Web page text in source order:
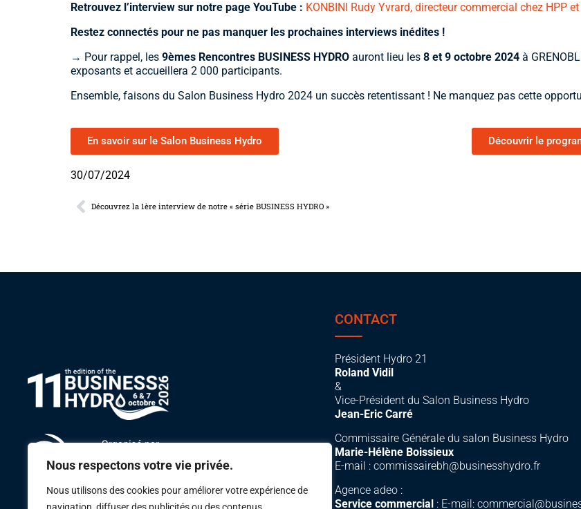
Nous respectons votre vie privée.
Nous utilisons des cookies pour améliorer votre expérience de
Retrouvez l’interview sur notre page YouTube : KONBINI Rudy Yvrard, directeur commercial chez HPP
Restez connectés pour ne pas manquer les prochaines interviews inédites !
→ Pour rappel, les 9èmes Rencontres BUSINESS HYDRO auront lieu les 8 et 9 octobre 2024 à
exposants et accueillera 2 000 participants.
Ensemble, faisons du Salon Business Hydro 2024 un succès retentissant ! Ne manquez pas cette
En savoir sur le Salon Business Hydro Découvrir le
30/07/2024
Découvrez la 1ère interview de notre « série BUSINESS HYDRO »
CONTACT
Président Hydro 21
Roland Vidil
&
Vice-Président du Salon Business Hydro
Jean-Eric Carré
Commissaire Générale du salon Business Hydro
Marie-Hélène Boissieux
E-mail : commissairebh@businesshydro.fr
Agence adeo :
Service commercial : E-mail: